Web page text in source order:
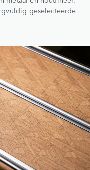
geselecteerde